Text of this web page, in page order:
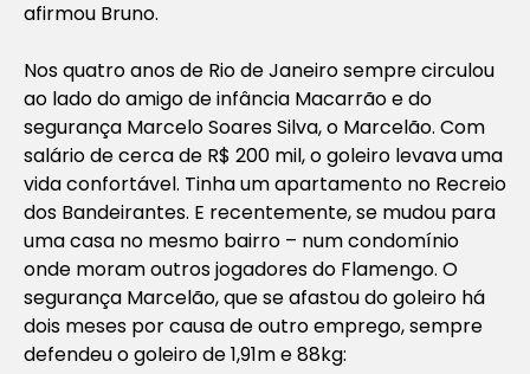
afirmou Bruno.
Nos quatro anos de Rio de Janeiro sempre circulou
ao lado do amigo de infância Macarrão e do
segurança Marcelo Soares Silva, o Marcelão. Com
salário de cerca de R$ 200 mil, o goleiro levava uma
vida confortável. Tinha um apartamento no Recreio
dos Bandeirantes. E recentemente, se mudou para
uma casa no mesmo bairro – num condomínio
onde moram outros jogadores do Flamengo. O
segurança Marcelão, que se afastou do goleiro há
dois meses por causa de outro emprego, sempre
defendeu o goleiro de 1,91m e 88kg: